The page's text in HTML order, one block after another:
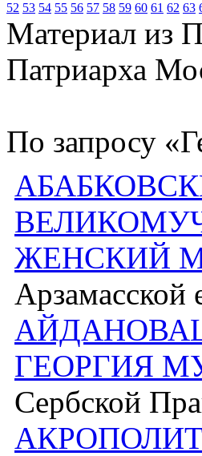
52 53 54 55 56 57 58 59 60 61 62 63
Материал из
Патриарха
По запросу
ЖЕНСКИЙ
Арзамасской
ГЕОРГИЯ
Сербской